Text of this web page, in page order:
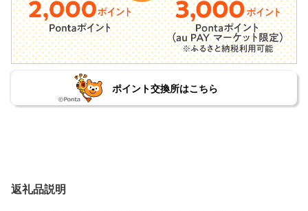
ポイント交換所はこちら
返礼品説明